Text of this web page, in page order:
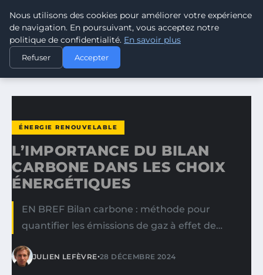
CLIMATE RESPONSE BLOG
ACCUEIL
ÉNERGIE RENOUVELABLE
L’IMPORTANCE DU BILAN CARBONE DANS LES CHOIX…
ÉNERGIE RENOUVELABLE
L’IMPORTANCE DU BILAN
CARBONE DANS LES CHOIX
ÉNERGÉTIQUES
EN BREF Bilan carbone : méthode pour
quantifier les émissions de gaz à effet de…
JULIEN LEFÈVRE•28 DÉCEMBRE 2024
Nous utilisons des cookies pour améliorer votre expérience
de navigation. En poursuivant, vous acceptez notre
politique de confidentialité. En savoir plus
Refuser Accepter